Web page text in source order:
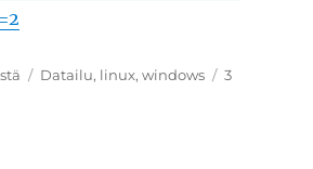
Avainsanat
Datailu, linux,windows
3